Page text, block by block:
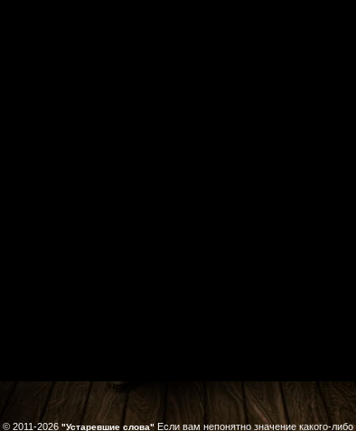
© 2011-2026 "Устаревшие слова" Если вам непонятно значение какого-